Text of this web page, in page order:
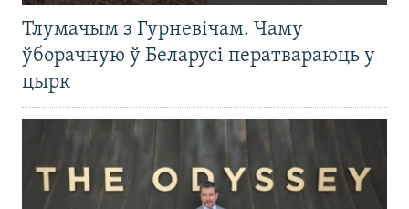
Тлумачым з Гурневічам. Чаму
ўборачную ў Беларусі ператвараюць у
цырк